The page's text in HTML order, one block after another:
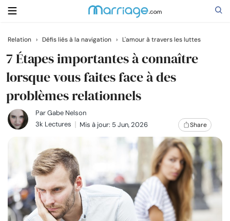
Rechercher
Se marier
Relations
Famille
Aide
Cours
Relation › Défis liés à la navigation › L'amour à travers les luttes
7 Étapes importantes à connaître
lorsque vous faites face à des
problèmes relationnels
ParGabe Nelson
3k Lectures
Mis à jour: 5 Jun, 2026 Share